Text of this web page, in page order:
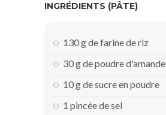
INGRÉDIENTS (PÂTE)
130 g de farine de riz
30 g de poudre d'amande
10 g de sucre en poudre
1 pincée de sel